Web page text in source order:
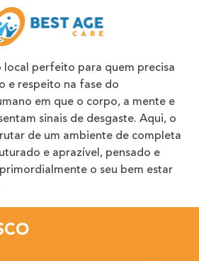
local perfeito para quem precisa
e respeito na fase do
em que o corpo, a mente e
sinais de desgaste. Aqui, o
de um ambiente de completa
e aprazível, pensado e
o seu bem estar